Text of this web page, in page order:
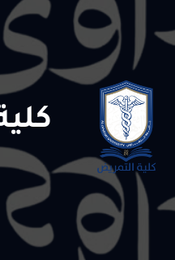
كلية